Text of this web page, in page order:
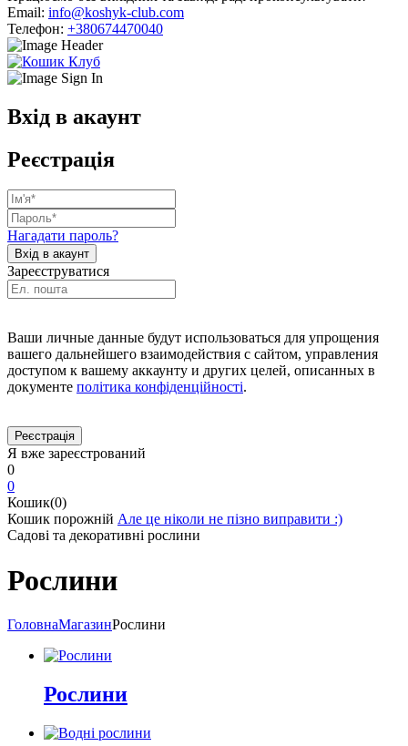
Email: info@koshyk-club.com
Телефон: +380674470040
Вхід в акаунт
Реєстрація
Нагадати пароль?
Зареєструватися
Ваши личные данные будут использоваться для упрощения
вашего дальнейшего взаимодействия с сайтом, управления
доступом к вашему аккаунту и других целей, описанных в
документе політика конфіденційності.
Я вже зареєстрований
0
0
Кошик(0)
Кошик порожній Але це ніколи не пізно виправити :)
Садові та декоративні рослини
Рослини
ГоловнаМагазинРослини
Рослини